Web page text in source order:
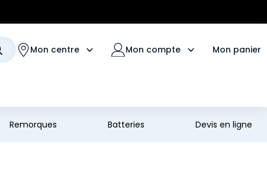
Mon centre Mon compte Mon panier
Remorques Batteries Devis en ligne